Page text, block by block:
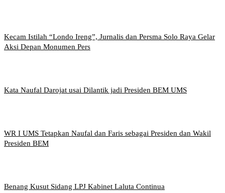
Kecam Istilah “Londo Ireng”, Jurnalis dan Persma Solo Raya Gelar
Aksi Depan Monumen Pers
Kata Naufal Darojat usai Dilantik jadi Presiden BEM UMS
WR I UMS Tetapkan Naufal dan Faris sebagai Presiden dan Wakil
Presiden BEM
Benang Kusut Sidang LPJ Kabinet Laluta Continua